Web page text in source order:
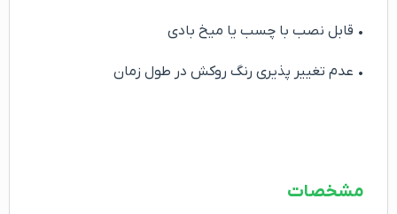
• قابل نصب با چسب یا میخ بادی
• عدم تغییر پذیری رنگ روکش در طول زمان
مشخصات